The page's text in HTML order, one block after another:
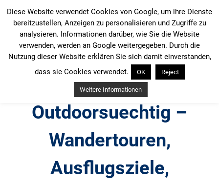
Inhalt
springen
Outdoorsuechtig –
Wandertouren,
Ausflugsziele,
Diese Website verwendet Cookies von Google, um ihre Dienste
bereitzustellen, Anzeigen zu personalisieren und Zugriffe zu
analysieren. Informationen darüber, wie Sie die Website
verwenden, werden an Google weitergegeben. Durch die
Nutzung dieser Website erklären Sie sich damit einverstanden,
dass sie Cookies verwendet.
OK Reject
Weitere Informationen